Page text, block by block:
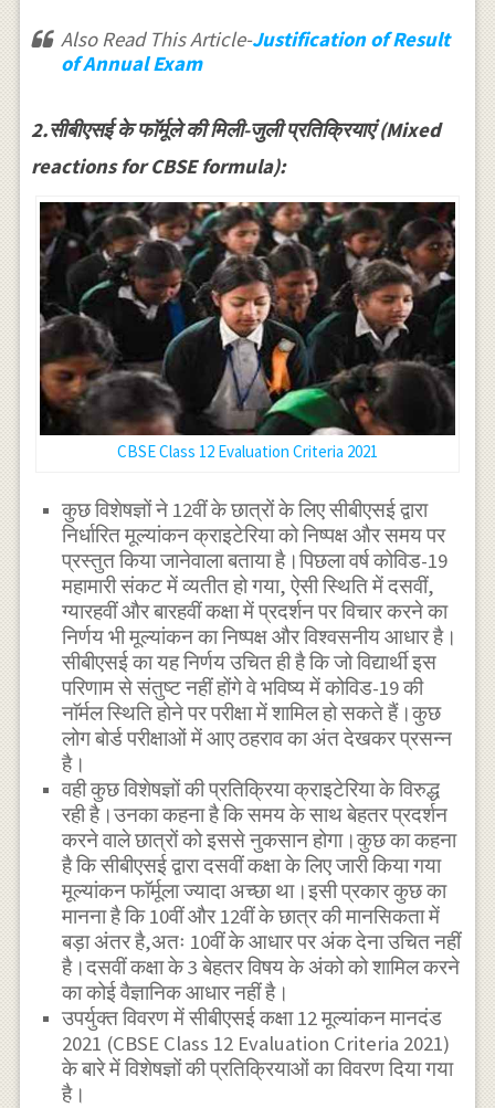
Also Read This Article-Justification of Result
of Annual Exam
2.सीबीएसई के फाॅर्मूले की मिली-जुली प्रतिक्रियाएं (Mixed
reactions for CBSE formula):
CBSE Class 12 Evaluation Criteria 2021
कुछ विशेषज्ञों ने 12वीं के छात्रों के लिए सीबीएसई द्वारा
निर्धारित मूल्यांकन क्राइटेरिया को निष्पक्ष और समय पर
प्रस्तुत किया जानेवाला बताया है।पिछला वर्ष कोविड-19
महामारी संकट में व्यतीत हो गया, ऐसी स्थिति में दसवीं,
ग्यारहवीं और बारहवीं कक्षा में प्रदर्शन पर विचार करने का
निर्णय भी मूल्यांकन का निष्पक्ष और विश्वसनीय आधार है।
सीबीएसई का यह निर्णय उचित ही है कि जो विद्यार्थी इस
परिणाम से संतुष्ट नहीं होंगे वे भविष्य में कोविड-19 की
नाॅर्मल स्थिति होने पर परीक्षा में शामिल हो सकते हैं।कुछ
लोग बोर्ड परीक्षाओं में आए ठहराव का अंत देखकर प्रसन्न
है।
वही कुछ विशेषज्ञों की प्रतिक्रिया क्राइटेरिया के विरुद्ध
रही है।उनका कहना है कि समय के साथ बेहतर प्रदर्शन
करने वाले छात्रों को इससे नुकसान होगा।कुछ का कहना
है कि सीबीएसई द्वारा दसवीं कक्षा के लिए जारी किया गया
मूल्यांकन फाॅर्मूला ज्यादा अच्छा था।इसी प्रकार कुछ का
मानना है कि 10वीं और 12वीं के छात्र की मानसिकता में
बड़ा अंतर है,अतः 10वीं के आधार पर अंक देना उचित नहीं
है।दसवीं कक्षा के 3 बेहतर विषय के अंको को शामिल करने
का कोई वैज्ञानिक आधार नहीं है।
उपर्युक्त विवरण में सीबीएसई कक्षा 12 मूल्यांकन मानदंड
2021 (CBSE Class 12 Evaluation Criteria 2021)
के बारे में विशेषज्ञों की प्रतिक्रियाओं का विवरण दिया गया
है।